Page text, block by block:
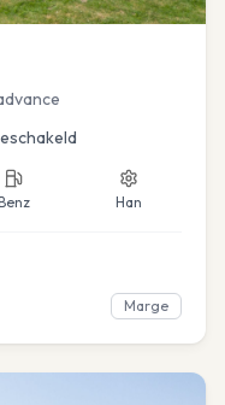
Han
Marge